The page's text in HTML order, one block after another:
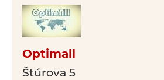
Optimall
Štúrova 5